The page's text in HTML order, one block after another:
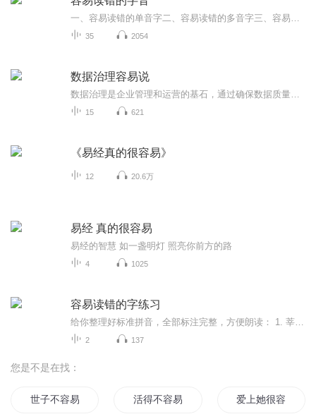
35 2054
数据治理容易说
15 621
《易经真的很容易》
12 20.6万
易经 真的很容易
易经的智慧 如一盏明灯 照亮你前方的路
4 1025
容易读错的字练习
2 137
您是不是在找：
世子不容易 活得不容易 爱上她很容易逸